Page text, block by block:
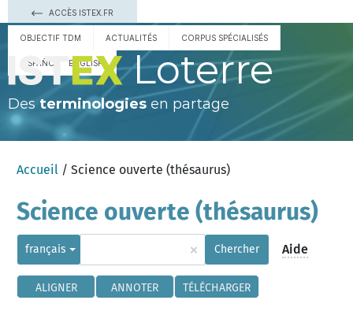
ACCÈS ISTEX.FR
OBJECTIF TDM ACTUALITÉS CORPUS SPÉCIALISÉS
ESPAÑOL ENGLISH Loterre
Des terminologies en partage
Accueil / Science ouverte (thésaurus)
Science ouverte (thésaurus)
français × Chercher Aide
ALIGNER ANNOTER TÉLÉCHARGER